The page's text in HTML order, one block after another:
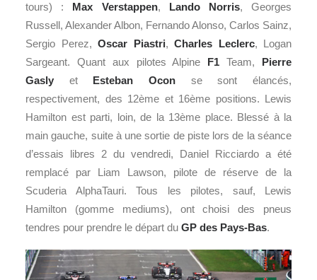
tours) : Max Verstappen, Lando Norris, Georges
Russell, Alexander Albon, Fernando Alonso, Carlos Sainz,
Sergio Perez, Oscar Piastri, Charles Leclerc, Logan
Sargeant. Quant aux pilotes Alpine F1 Team, Pierre
Gasly et Esteban Ocon se sont élancés,
respectivement, des 12ème et 16ème positions. Lewis
Hamilton est parti, loin, de la 13ème place. Blessé à la
main gauche, suite à une sortie de piste lors de la séance
d’essais libres 2 du vendredi, Daniel Ricciardo a été
remplacé par Liam Lawson, pilote de réserve de la
Scuderia AlphaTauri. Tous les pilotes, sauf, Lewis
Hamilton (gomme mediums), ont choisi des pneus
tendres pour prendre le départ du GP des Pays-Bas.